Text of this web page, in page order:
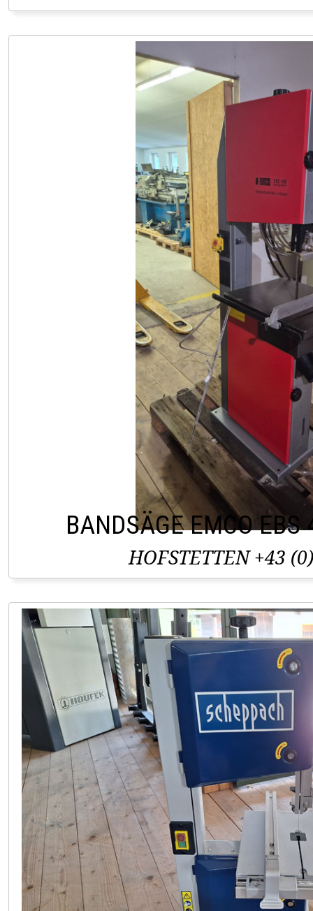
BANDSÄGE EMCO EBS
HOFSTETTEN +43